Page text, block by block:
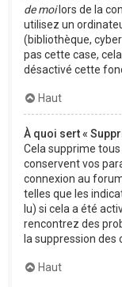
de moilors de la
utilisez un
(bibliothèque,
pas cette case,
désactivé cette
Haut
À quoi sert «
Cela supprime
conservent vos
connexion au
telles que les
lu) si cela a été
rencontrez des
la suppression des
Haut